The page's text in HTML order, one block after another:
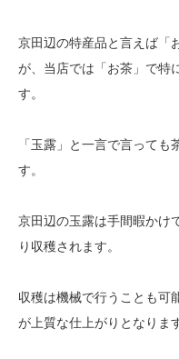
京田辺の特産品と言えば「
が、当店では「お茶」で特
す。
「玉露」と一言で言って
す。
京田辺の玉露は手間暇かけ
り収穫されます。
収穫は機械で行うことも可
が上質な仕上がりとなりま